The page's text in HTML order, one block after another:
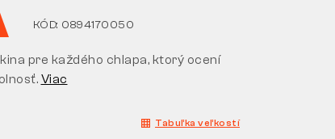
KÓD: 0894170050
Tabuľka veľkostí
pre každého chlapa, ktorý ocení
Viac